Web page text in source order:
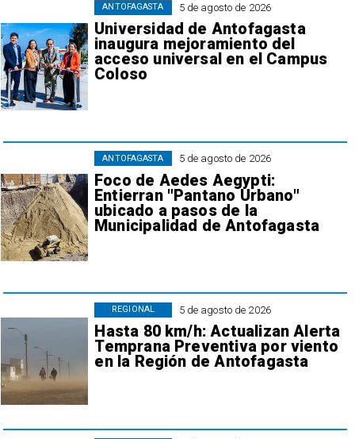
5 de agosto de 2026
Universidad de Antofagasta
inaugura mejoramiento del
acceso universal en el Campus
Coloso
ANTOFAGASTA
5 de agosto de 2026
Foco de Aedes Aegypti:
Entierran "Pantano Urbano"
ubicado a pasos de la
Municipalidad de Antofagasta
ANTOFAGASTA
5 de agosto de 2026
Hasta 80 km/h: Actualizan Alerta
Temprana Preventiva por viento
en la Región de Antofagasta
REGIONAL